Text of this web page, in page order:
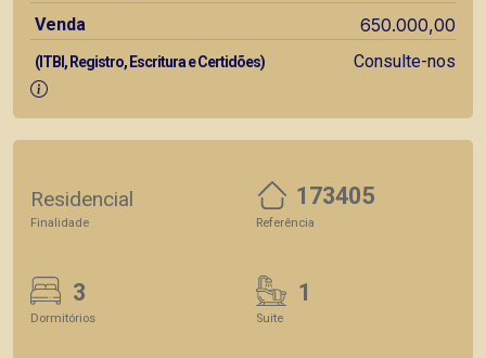
Venda
650.000,00
(ITBI, Registro, Escritura e Certidões) Consulte-nos
Residencial
Finalidade
173405
Referência
3
Dormitórios
1
Suite